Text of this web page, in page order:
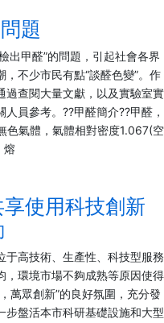
題
出甲醛”的問題，引起社會各界
不少市民有點“談醛色變”。作
過查閱大量文獻，以及實驗室實
員參考。??甲醛簡介??甲醛，
色氣體，氣體相對密度1.067(空
熔
使用科技創新
于高技術、生產性、科技型服務
，環境市場不夠成熟等原因使得
萬眾創新”的良好氛圍，充分發
步盤活本市科研基礎設施和大型